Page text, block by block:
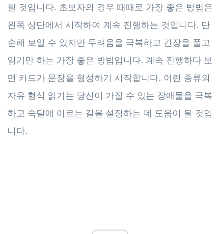
할 것입니다. 초보자의 경우 때때로 가장 좋은 방법은
왼쪽 상단에서 시작하여 계속 진행하는 것입니다. 단
순해 보일 수 있지만 두려움을 극복하고 긴장을 풀고
읽기만 하는 가장 좋은 방법입니다. 계속 진행하다 보
면 카드가 문장을 형성하기 시작합니다. 이런 종류의
자유 형식 읽기는 당신이 가질 수 있는 장애물을 극복
하고 숙달에 이르는 길을 설정하는 데 도움이 될 것입
니다.